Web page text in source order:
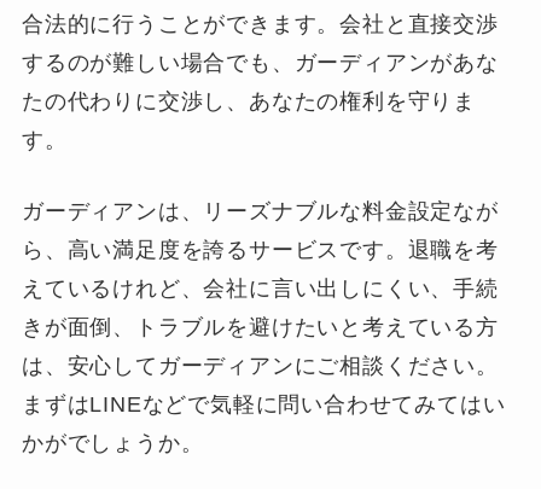
合法的に行うことができます。会社と直接交渉
するのが難しい場合でも、ガーディアンがあな
たの代わりに交渉し、あなたの権利を守りま
す。
ガーディアンは、リーズナブルな料金設定なが
ら、高い満足度を誇るサービスです。退職を考
えているけれど、会社に言い出しにくい、手続
きが面倒、トラブルを避けたいと考えている方
は、安心してガーディアンにご相談ください。
まずはLINEなどで気軽に問い合わせてみてはい
かがでしょうか。